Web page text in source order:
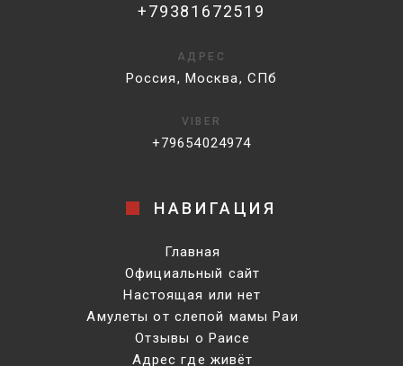
+79381672519
АДРЕС
Россия, Москва, СПб
VIBER
+79654024974
НАВИГАЦИЯ
Главная
Официальный сайт
Настоящая или нет
Амулеты от слепой мамы Раи
Отзывы о Раисе
Адрес где живёт